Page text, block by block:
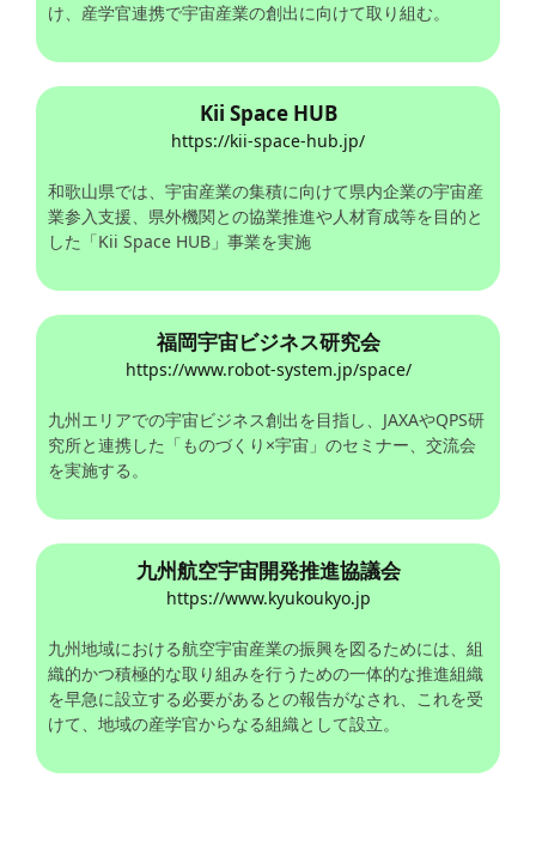
け、産学官連携で宇宙産業の創出に向けて取り組む。
Kii Space HUB
https://kii-space-hub.jp/
和歌山県では、宇宙産業の集積に向けて県内企業の宇宙産
業参入支援、県外機関との協業推進や人材育成等を目的と
した「Kii Space HUB」事業を実施
福岡宇宙ビジネス研究会
https://www.robot-system.jp/space/
九州エリアでの宇宙ビジネス創出を目指し、JAXAやQPS研
究所と連携した「ものづくり×宇宙」のセミナー、交流会
を実施する。
九州航空宇宙開発推進協議会
https://www.kyukoukyo.jp
九州地域における航空宇宙産業の振興を図るためには、組
織的かつ積極的な取り組みを行うための一体的な推進組織
を早急に設立する必要があるとの報告がなされ、これを受
けて、地域の産学官からなる組織として設立。